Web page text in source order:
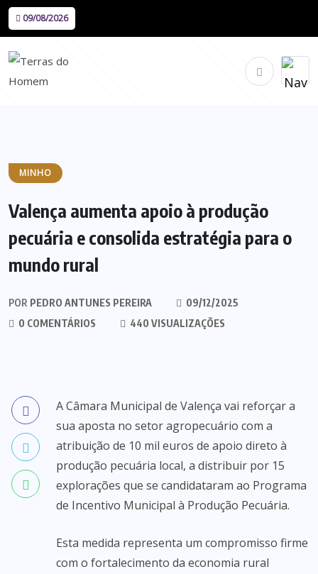
09/08/2026
MINHO
Valença aumenta apoio à produção
pecuária e consolida estratégia para o
mundo rural
POR PEDRO ANTUNES PEREIRA
09/12/2025
0 COMENTÁRIOS
440 VISUALIZAÇÕES
A Câmara Municipal de Valença vai reforçar a
sua aposta no setor agropecuário com a
atribuição de 10 mil euros de apoio direto à
produção pecuária local, a distribuir por 15
explorações que se candidataram ao Programa
de Incentivo Municipal à Produção Pecuária.
Esta medida representa um compromisso firme
com o fortalecimento da economia rural